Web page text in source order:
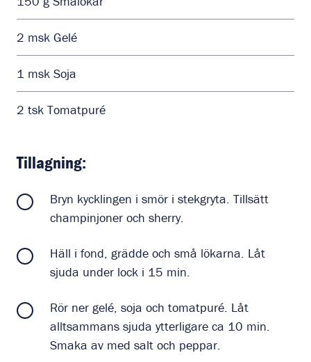
2 msk Gelé
1 msk Soja
2 tsk Tomatpuré
Tillagning:
Bryn kycklingen i smör i stekgryta. Tillsätt
champinjoner och sherry.
Häll i fond, grädde och små lökarna. Låt
sjuda under lock i 15 min.
Rör ner gelé, soja och tomatpuré. Låt
alltsammans sjuda ytterligare ca 10 min.
Smaka av med salt och peppar.